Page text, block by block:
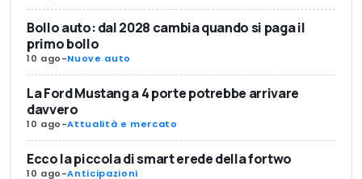
Bollo auto: dal 2028 cambia quando si paga il
primo bollo
10 ago-Nuove auto
La Ford Mustang a 4 porte potrebbe arrivare
davvero
10 ago-Attualità e mercato
Ecco la piccola di smart erede della fortwo
10 ago-Anticipazioni